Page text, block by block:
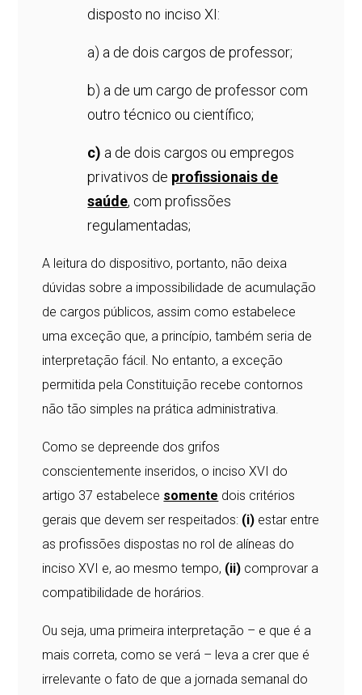
disposto no inciso XI:
a) a de dois cargos de professor;
b) a de um cargo de professor com
outro técnico ou científico;
c) a de dois cargos ou empregos
privativos de profissionais de
saúde, com profissões
regulamentadas;
A leitura do dispositivo, portanto, não deixa
dúvidas sobre a impossibilidade de acumulação
de cargos públicos, assim como estabelece
uma exceção que, a princípio, também seria de
interpretação fácil. No entanto, a exceção
permitida pela Constituição recebe contornos
não tão simples na prática administrativa.
Como se depreende dos grifos
conscientemente inseridos, o inciso XVI do
artigo 37 estabelece somente dois critérios
gerais que devem ser respeitados: (i) estar entre
as profissões dispostas no rol de alíneas do
inciso XVI e, ao mesmo tempo, (ii) comprovar a
compatibilidade de horários.
Ou seja, uma primeira interpretação – e que é a
mais correta, como se verá – leva a crer que é
irrelevante o fato de que a jornada semanal do